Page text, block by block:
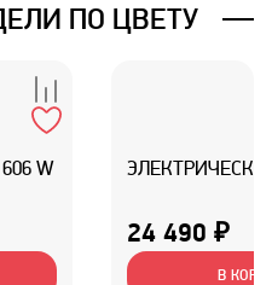
ПО ЦВЕТУ
W
24 490 ₽
В